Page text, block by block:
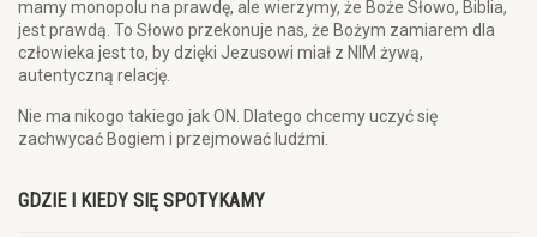
mamy monopolu na prawdę, ale wierzymy, że Boże Słowo, Biblia,
jest prawdą. To Słowo przekonuje nas, że Bożym zamiarem dla
człowieka jest to, by dzięki Jezusowi miał z NIM żywą,
autentyczną relację.
Nie ma nikogo takiego jak ON. Dlatego chcemy uczyć się
zachwycać Bogiem i przejmować ludźmi.
GDZIE I KIEDY SIĘ SPOTYKAMY